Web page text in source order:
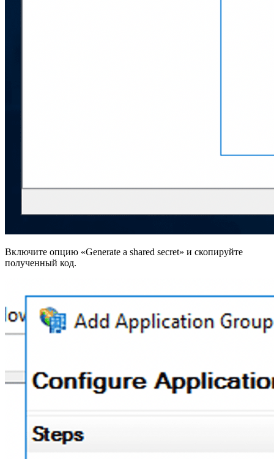
Включите опцию «Generate a shared secret» и скопируйте
полученный код.